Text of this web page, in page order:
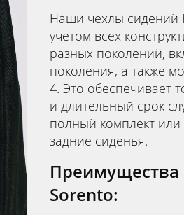
Наши чехлы сидений
учетом всех
разных поколений,
поколения, а также
4. Это обеспечивает
и длительный срок
полный комплект
задние сиденья.
Преимущества
Sorento: